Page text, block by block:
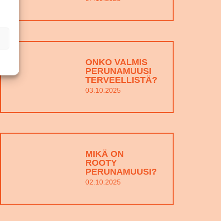
ONKO VALMIS
PERUNAMUUSI
TERVEELLISTÄ?
03.10.2025
MIKÄ ON
ROOTY
PERUNAMUUSI?
02.10.2025